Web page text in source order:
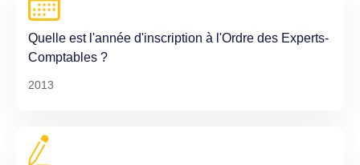
Quelle est l'année d'inscription à l'Ordre des Experts-
Comptables ?
2013